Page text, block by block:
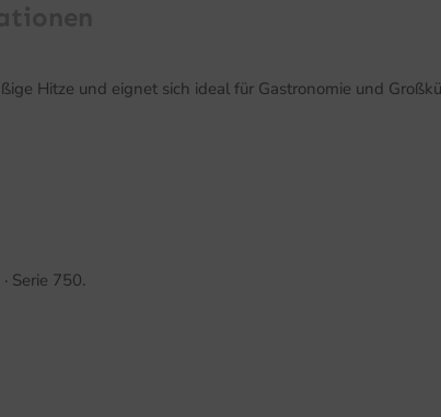
Hitze und eignet sich ideal für Gastronomie und
Serie 750.